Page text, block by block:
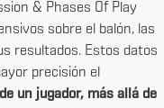
& Phases Of Play
sobre el balón, las
resultados. Estos datos
precisión el
un jugador, más allá de